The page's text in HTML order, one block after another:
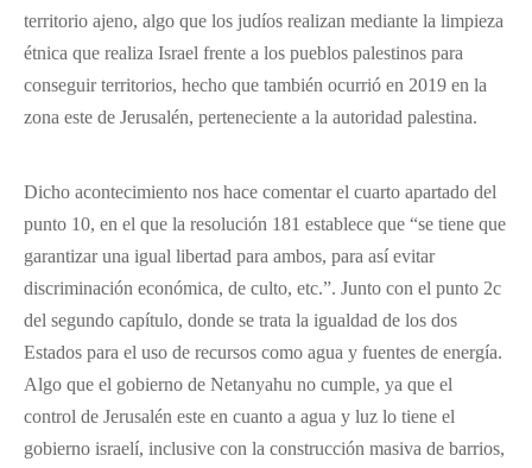
territorio ajeno, algo que los judíos realizan mediante la limpieza
étnica que realiza Israel frente a los pueblos palestinos para
conseguir territorios, hecho que también ocurrió en 2019 en la
zona este de Jerusalén, perteneciente a la autoridad palestina.
Dicho acontecimiento nos hace comentar el cuarto apartado del
punto 10, en el que la resolución 181 establece que “se tiene que
garantizar una igual libertad para ambos, para así evitar
discriminación económica, de culto, etc.”. Junto con el punto 2c
del segundo capítulo, donde se trata la igualdad de los dos
Estados para el uso de recursos como agua y fuentes de energía.
Algo que el gobierno de Netanyahu no cumple, ya que el
control de Jerusalén este en cuanto a agua y luz lo tiene el
gobierno israelí, inclusive con la construcción masiva de barrios,